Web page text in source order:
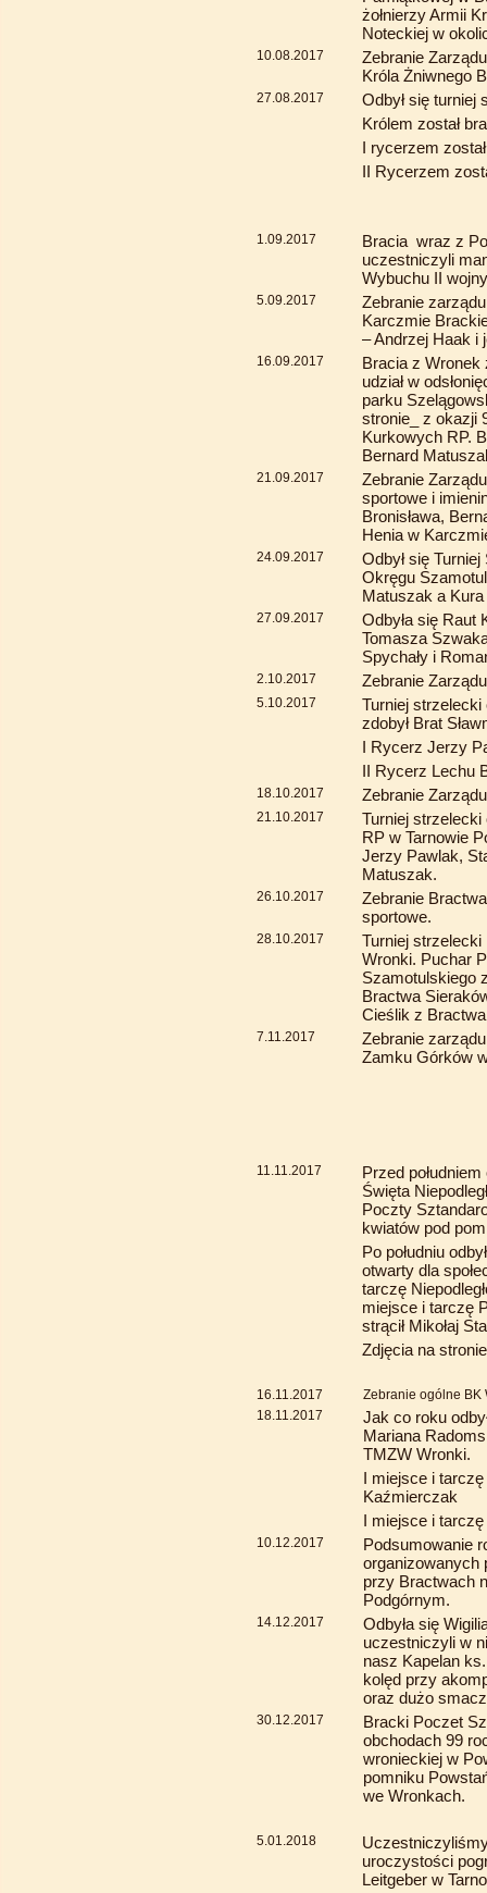
żołnierzy Armii
Noteckiej w
10.08.2017
Zebranie
Króla Żniwnego
27.08.2017
Odbył się turniej
Królem został
I rycerzem
II Rycerzem
1.09.2017
Bracia wraz z
uczestniczyli
Wybuchu II
5.09.2017
Zebranie
Karczmie
– Andrzej Haak i
16.09.2017
Bracia z
udział w
parku
stronie_ z okazji
Kurkowych RP.
Bernard
21.09.2017
Zebranie
sportowe i
Bronisława,
Henia w
24.09.2017
Odbył się
Okręgu
Matuszak a
27.09.2017
Odbyła się Raut
Tomasza
Spychały i
2.10.2017 Zebranie
5.10.2017
Turniej strzelecki
zdobył Brat
I Rycerz Jerzy
II Rycerz Lechu
18.10.2017 Zebranie
21.10.2017
Turniej
RP w Tarnowie
Jerzy Pawlak,
Matuszak.
26.10.2017
Zebranie
sportowe.
28.10.2017
Turniej
Wronki. Puchar
Szamotulskiego
Bractwa
Cieślik z
7.11.2017
Zebranie
Zamku Górków
11.11.2017
Przed
Święta
Poczty
kwiatów pod
Po południu
otwarty dla
tarczę
miejsce i tarczę
strącił Mikołaj
Zdjęcia na
16.11.2017
Zebranie ogólne BK
18.11.2017
Jak co roku
Mariana
TMZW Wronki.
I miejsce i
Kaźmierczak
I miejsce i
10.12.2017
Podsumowanie
organizowanych
przy Bractwach
Podgórnym.
14.12.2017
Odbyła się
uczestniczyli w
nasz Kapelan
kolęd przy
oraz dużo
30.12.2017
Bracki Poczet
obchodach 99
wronieckiej w
pomniku
we Wronkach.
5.01.2018
uroczystości
Leitgeber w